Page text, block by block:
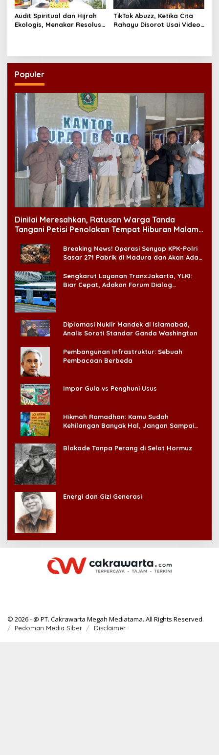
Audit Spiritual dan Hijrah
Ekologis, Menakar Resolusi
TikTok Abuzz, Ketika Cita
Rahayu Disorot Usai Video
Populer
Dinilai Meresahkan, Ratusan Warga Tanda
Tangani Petisi Penolakan Tempat Hiburan Malam
Breaking News! Operasi Senyap KPK-Polri
Sasar 271 Pabrik di Madura dan Akan Ada
Sengkarut Layanan TransJakarta, YLKI:
Biar Cepat, Adakan Forum Dialog
Diplomasi Nuklir Mandek di Islamabad,
Analis Soroti Standar Ganda Washington
Pembangunan Infrastruktur: Sebuah
Pembacaan Berbeda
Impor Gula vs Penghuni Usus
Hikmah Ramadhan: Kamu Sudah
Kehilangan Banyak Hal, Jangan Sampai
Blokade Tanpa Perang di Selat Hormuz
Energi dan Gizi Generasi
© 2026 - @ PT. Cakrawarta Megah Mediatama. All Rights Reserved.
Pedoman Media Siber Disclaimer